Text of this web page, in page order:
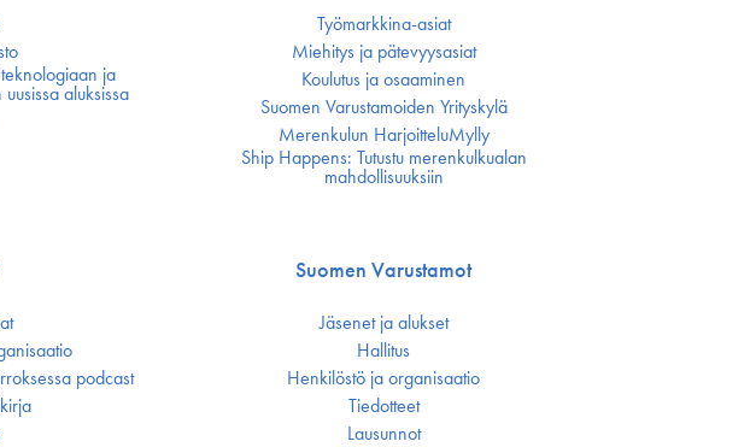
ja
aluksissa
Työmarkkina-asiat
Miehitys ja pätevyys­asiat
Koulutus ja osaaminen
Suomen Varustamoiden Yrityskylä
Merenkulun HarjoitteluMylly
Ship Happens: Tutustu merenkulkualan
mahdollisuuksiin
podcast
Suomen Varustamot
Jäsenet ja alukset
Hallitus
Henkilöstö ja organisaatio
Tiedotteet
Lausunnot